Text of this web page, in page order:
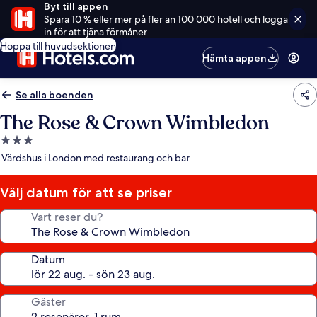
Byt till appen
Spara 10 % eller mer på fler än 100 000 hotell och logga
in för att tjäna förmåner
Hoppa till huvudsektionen
Hämta appen
Se alla boenden
The Rose & Crown Wimbledon
3.0-
stjärnigt
Värdshus i London med restaurang och bar
Välj datum för att se priser
Vart reser du?
Datum
Gäster